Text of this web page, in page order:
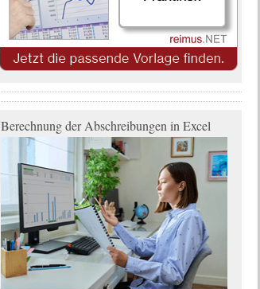
Berechnung der Abschreibungen in Excel